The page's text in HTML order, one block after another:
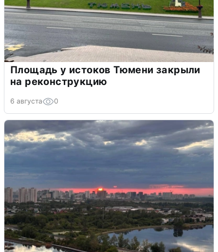
Площадь у истоков Тюмени закрыли
на реконструкцию
6 августа 0